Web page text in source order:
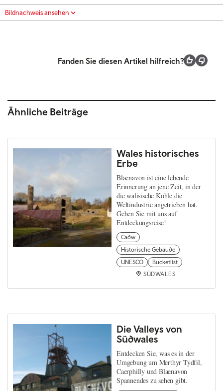
Bildnachweis ansehen
Fanden Sie diesen Artikel hilfreich?
Ähnliche Beiträge
Wales historisches
Erbe
Blaenavon ist eine lebende
Erinnerung an jene Zeit, in der
die walisische Kohle die
Weltindustrie angetrieben hat.
Gehen Sie mit uns auf
Entdeckungsreise!
Cadw
Historische Gebäude
UNESCO
Bucketlist
SÜDWALES
Die Valleys von
Südwales
Entdecken Sie, was es in der
Umgebung um Merthyr Tydfil,
Caerphilly und Blaenavon
Spannendes zu sehen gibt.